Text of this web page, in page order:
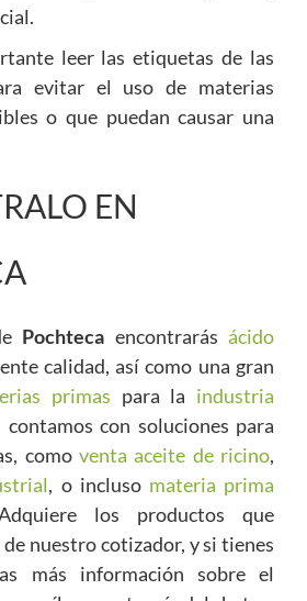
leer las etiquetas de las
evitar el uso de materias
o que puedan causar una
EN
Pochteca encontrarás ácido
calidad, así como una gran
primas para la industria
contamos con soluciones para
como venta aceite de ricino,
, o incluso materia prima
los productos que
nuestro cotizador, y si tienes
más información sobre el